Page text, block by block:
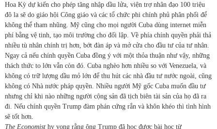
Hoa Kỳ dự kiến cho phép tăng nhập dầu lửa, viện trợ nhân đạo 100 triệu
đô la sẽ do giáo hội Công giáo và các tổ chức phi chính phủ phân phối để
không thể tham nhũng. Mỹ cũng cho mọi người Cuba dùng internet miễn
phí bằng vệ tinh, tạo môi trường cho đối lập. Về phía chính quyền phải thả
nhiều tù nhân chính trị hơn, bớt đàn áp và mở cửa cho đầu tư của tư nhân.
Ngay cả nếu chính quyền Cuba đồng ý với một thỏa thuận như vậy, những
thách thức to lớn vẫn còn đó. Cuba nghèo hơn nhiều so với Venezuela, và
không có trữ lượng dầu mỏ lớn để thu hút các nhà đầu tư nước ngoài, cũng
không có Nhà nước pháp quyền. Nhiều người Mỹ gốc Cuba muốn đầu tư
nhưng chỉ khi nào những người cộng sản đã tịch biên tài sản của họ đã ra
đi. Nếu chính quyền Trump đàm phán cứng rắn và khôn khéo thì tình hình
sẽ tốt hơn.
The Economist hy vọng rằng ông Trump đã học được bài học từ